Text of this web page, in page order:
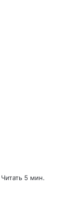
Читать 5 мин.